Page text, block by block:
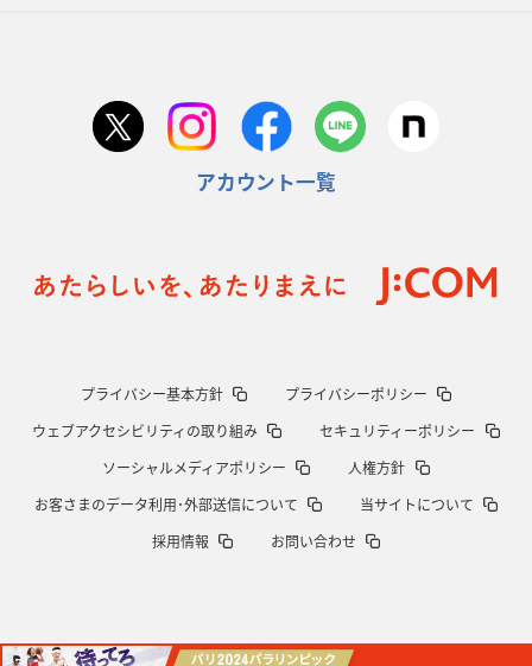
アカウント一覧
プライバシー基本方針
プライバシーポリシー
ウェブアクセシビリティの取り組み
セキュリティーポリシー
ソーシャルメディアポリシー
人権方針
お客さまのデータ利用･外部送信について
当サイトについて
採用情報
お問い合わせ